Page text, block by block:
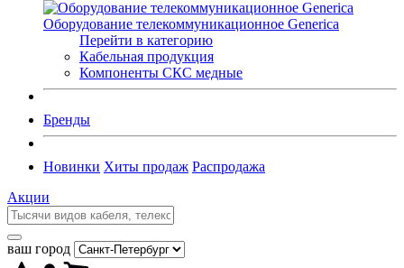
Оборудование телекоммуникационное Generica
Перейти в категорию
Кабельная продукция
Компоненты СКС медные
Бренды
Новинки Хиты продаж Распродажа
Акции
ваш город